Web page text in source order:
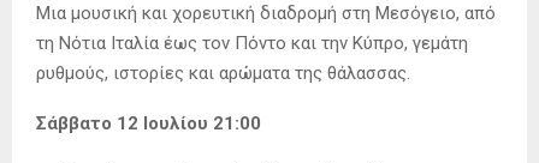
Μια μουσική και χορευτική διαδρομή στη Μεσόγειο, από
τη Νότια Ιταλία έως τον Πόντο και την Κύπρο, γεμάτη
ρυθμούς, ιστορίες και αρώματα της θάλασσας.
Σάββατο 12 Ιουλίου 21:00